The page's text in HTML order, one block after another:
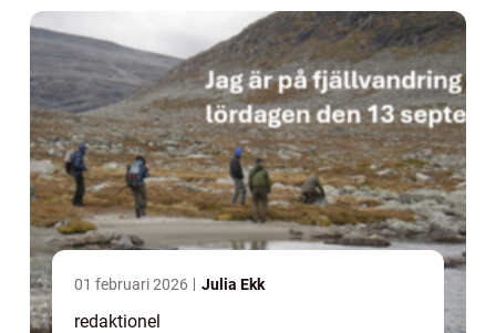
01 februari 2026 Julia Ekk
redaktionel